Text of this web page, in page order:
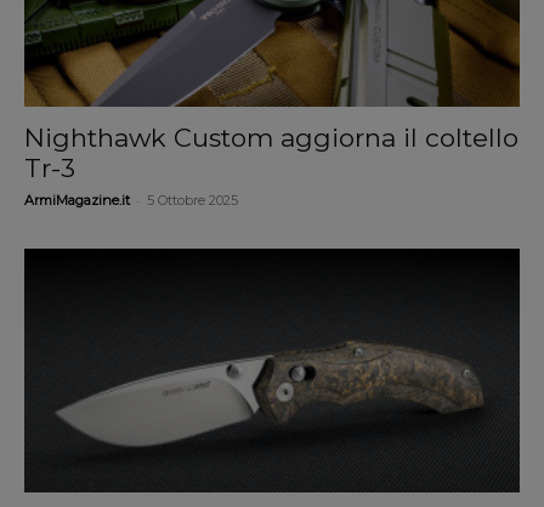
Nighthawk Custom aggiorna il coltello
Tr-3
ArmiMagazine.it 5 Ottobre 2025